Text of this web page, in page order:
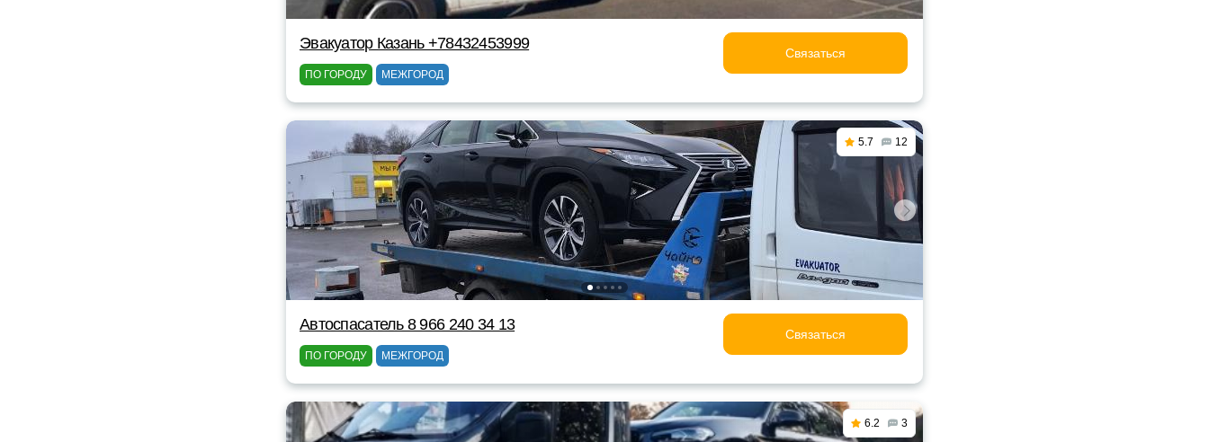
Эвакуатор Казань +78432453999
ПО ГОРОДУ МЕЖГОРОД
Связаться
5.7 12
Автоспасатель 8 966 240 34 13
ПО ГОРОДУ МЕЖГОРОД
Связаться
6.2 3